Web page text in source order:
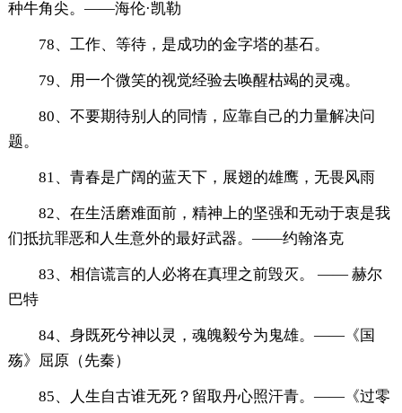
种牛角尖。——海伦·凯勒
78、工作、等待，是成功的金字塔的基石。
79、用一个微笑的视觉经验去唤醒枯竭的灵魂。
80、不要期待别人的同情，应靠自己的力量解决问
题。
81、青春是广阔的蓝天下，展翅的雄鹰，无畏风雨
82、在生活磨难面前，精神上的坚强和无动于衷是我
们抵抗罪恶和人生意外的最好武器。——约翰洛克
83、相信谎言的人必将在真理之前毁灭。 —— 赫尔
巴特
84、身既死兮神以灵，魂魄毅兮为鬼雄。——《国
殇》屈原（先秦）
85、人生自古谁无死？留取丹心照汗青。——《过零